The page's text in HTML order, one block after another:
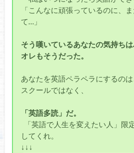
「こんなに頑張っているのに、
て…」
そう嘆いているあなたの気持ちは
オレもそうだった。
あなたを英語ペラペラにするの
スクールではなく、
「英語多読」だ。
「英語で人生を変えたい人」限
してくれ。
↓↓↓